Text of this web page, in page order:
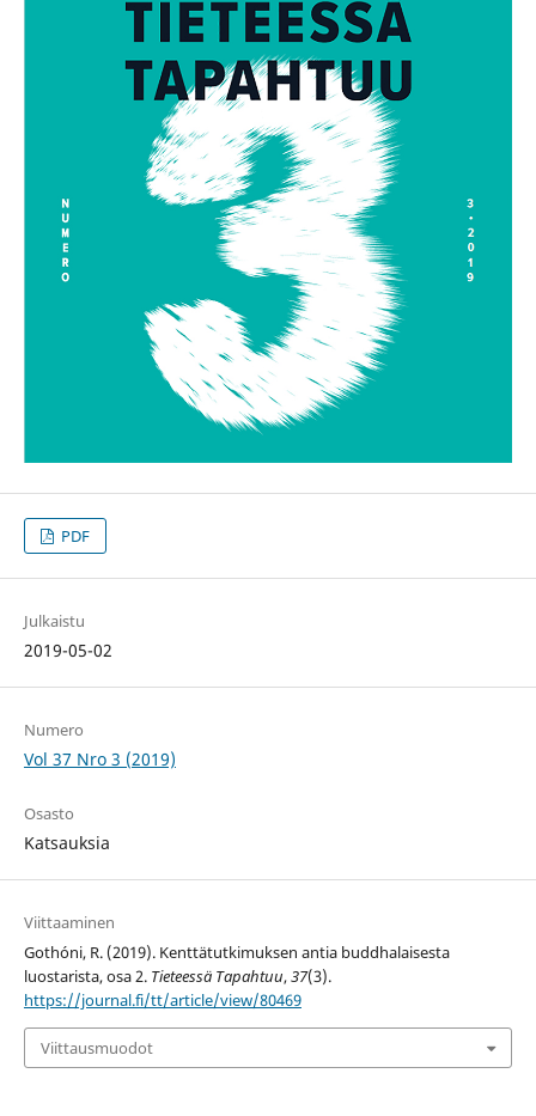
PDF
Julkaistu
2019-05-02
Numero
Vol 37 Nro 3 (2019)
Osasto
Katsauksia
Viittaaminen
Gothóni, R. (2019). Kenttätutkimuksen antia buddhalaisesta
luostarista, osa 2. Tieteessä Tapahtuu,37(3).
https://journal.fi/tt/article/view/80469
Viittausmuodot